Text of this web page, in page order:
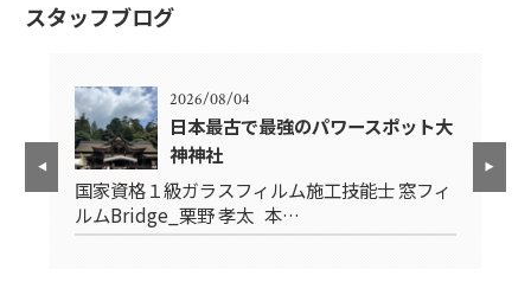
スタッフブログ
2026/08/04
日本最古で最強のパワースポット大
神神社
国家資格１級ガラスフィルム施工技能士 窓フィ
ルムBridge_栗野 孝太 本…